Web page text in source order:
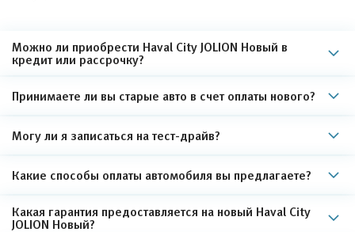
Можно ли приобрести Haval City JOLION Новый в
кредит или рассрочку?
Принимаете ли вы старые авто в счет оплаты нового?
Могу ли я записаться на тест-драйв?
Какие способы оплаты автомобиля вы предлагаете?
Какая гарантия предоставляется на новый Haval City
JOLION Новый?